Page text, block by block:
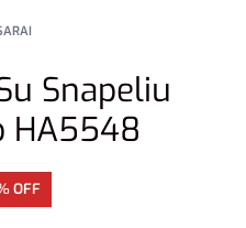
Snapeliu
HA5548
OFF